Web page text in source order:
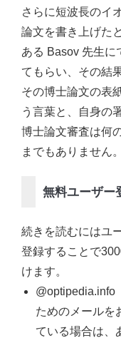
さらに短波長のイ
論文を書き上げた
ある Basov 先生に
てもらい、その結
その博士論文の表
う言葉と、自身の
博士論文審査は何
までもありません。
無料ユーザー
続きを読むにはユ
登録することで
けます。
@optipedia.info
ためのメールを
ている場合は、